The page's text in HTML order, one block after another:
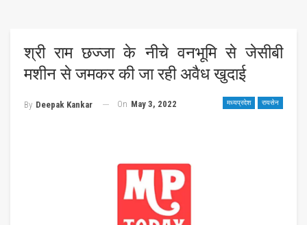
श्री राम छज्जा के नीचे वनभूमि से जेसीबी
मशीन से जमकर की जा रही अवैध खुदाई
मध्यप्रदेश रायसेन
By Deepak Kankar On May 3, 2022